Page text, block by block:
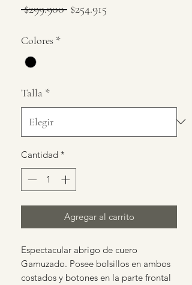
$299.900 Precio
$254.915
Colores *
Talla *
Cantidad *
Agregar al carrito
Espectacular abrigo de cuero
Gamuzado. Posee bolsillos en ambos
costados y botones en la parte frontal